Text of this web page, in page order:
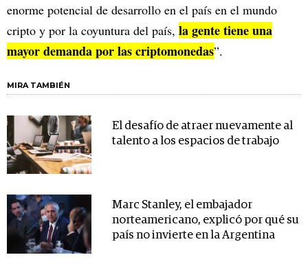
enorme potencial de desarrollo en el país en el mundo
cripto y por la coyuntura del país, la gente tiene una
mayor demanda por las criptomonedas”.
MIRA TAMBIÉN
El desafío de atraer nuevamente al
talento a los espacios de trabajo
Marc Stanley, el embajador
norteamericano, explicó por qué su
país no invierte en la Argentina